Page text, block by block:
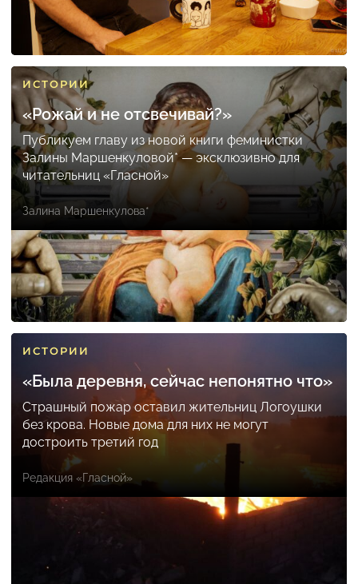
ИСТОРИИ
«Рожай и не отсвечивай?»
Публикуем главу из новой книги феминистки
Залины Маршенкуловой* — эксклюзивно для
читательниц «Гласной»
Залина Маршенкулова*
ИСТОРИИ
«Была деревня, сейчас непонятно что»
Страшный пожар оставил жительниц Логоушки
без крова. Новые дома для них не могут
достроить третий год
Редакция «Гласной»